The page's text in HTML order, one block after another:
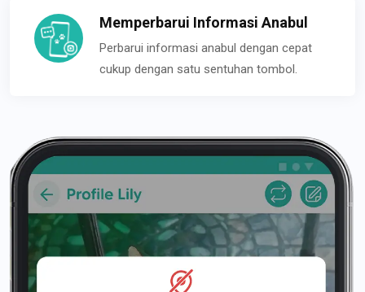
Memperbarui Informasi Anabul
Perbarui informasi anabul dengan cepat
cukup dengan satu sentuhan tombol.